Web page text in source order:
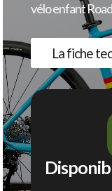
vélo enfant
La fiche